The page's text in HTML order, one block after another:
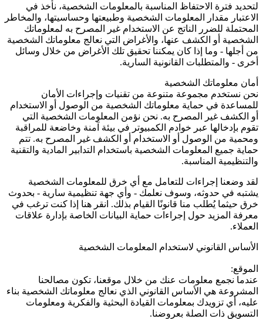
لتحديد فترة الاحتفاظ المناسبة بالمعلومات الشخصية، نأخذ في
الاعتبار مقدار المعلومات الشخصية وطبيعتها وحساسيتها، والمخاطر
المحتملة للضرر الناتج عن الاستخدام غير المصرح به لمعلوماتك
الشخصية أو الكشف عنها، والأغراض التي نعالج معلوماتك الشخصية
من أجلها - وما إذا كان يمكننا تحقيق تلك الأغراض من خلال وسائل
أخرى - والمتطلبات القانونية السارية.
أمان معلوماتك الشخصية
نحن نستخدم مجموعة متنوعة من تقنيات وإجراءات الأمان
للمساعدة في حماية معلوماتك الشخصية من الوصول أو الاستخدام
أو الكشف غير المصرح به. نحن نؤمن المعلومات الشخصية التي
تقوم بإدخالها عبر خوادم الكمبيوتر في بيئة آمنة وخاضعة للمراقبة
ومحمية من الوصول أو الاستخدام أو الكشف غير المصرح به. تتم
حماية جميع المعلومات الشخصية باستخدام التدابير المادية والتقنية
والتنظيمية المناسبة.
لقد وضعنا إجراءات للتعامل مع أي خرق للمعلومات الشخصية
يشتبه في حدوثه، وسوف نعلمك - وأي جهة تنظيمية سارية - بحدوث
خرق حيثما يُطلب منا قانونًا القيام بذلك. انقر هنا إذا كنت ترغب في
معرفة المزيد حول إجراءات حماية البيانات الخاصة بإدارة علاقات
العملاء.
الأساس القانوني لاستخدام المعلومات الشخصية
الموقع:
عندما نجمع معلومات عنك من خلال موقعنا، تكون مصالحنا
المشروعة هي الأساس القانوني الذي نعالج معلوماتك الشخصية بناء
عليه، أي تزويدك بمعلومات القيادة البحثية والفكرية ومعلومات
التسويق ذات الصلة بعروضنا.